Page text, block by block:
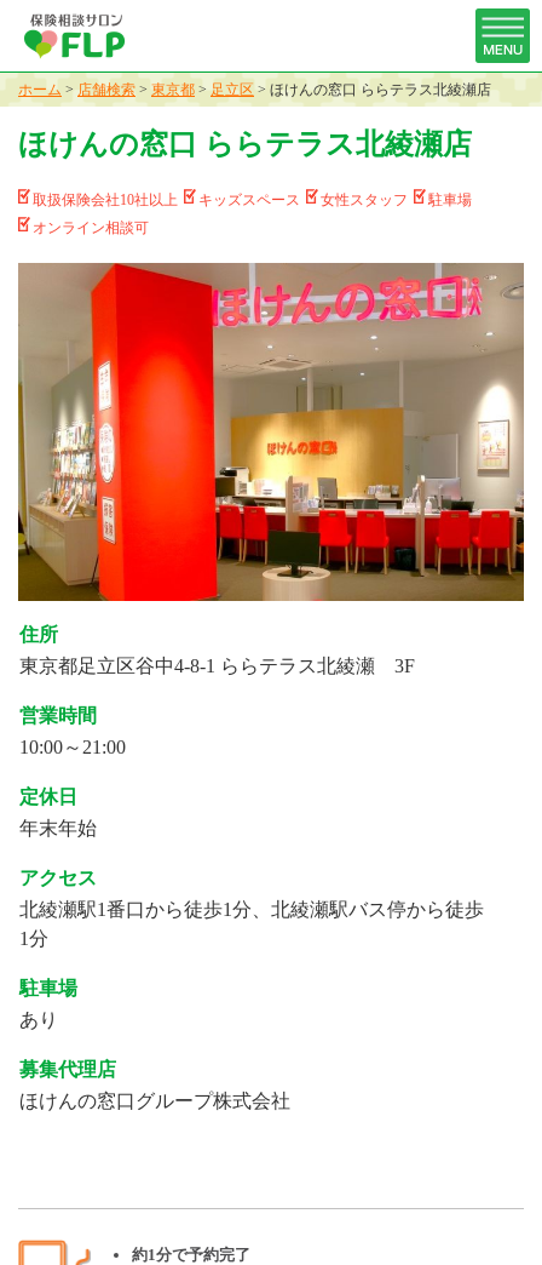
ホーム > 店舗検索 > 東京都 > 足立区 > ほけんの窓口 ららテラス北綾瀬店
ほけんの窓口 ららテラス北綾瀬店
取扱保険会社10社以上 キッズスペース 女性スタッフ
駐車場
オンライン相談可
住所
東京都足立区谷中4-8-1 ららテラス北綾瀬 3F
営業時間
10:00～21:00
定休日
年末年始
アクセス
北綾瀬駅1番口から徒歩1分、北綾瀬駅バス停から徒歩
1分
駐車場
あり
募集代理店
ほけんの窓口グループ株式会社
約1分で予約完了